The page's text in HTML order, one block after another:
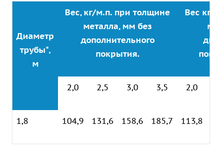
Диаметр
трубы*,
м
Вес, кг/м.п. при толщине
металла, мм без
дополнительного
покрытия.
Вес кг/
2,0 2,5 3,0 3,5 2,0
1,8 104,9 131,6 158,6 185,7 113,8